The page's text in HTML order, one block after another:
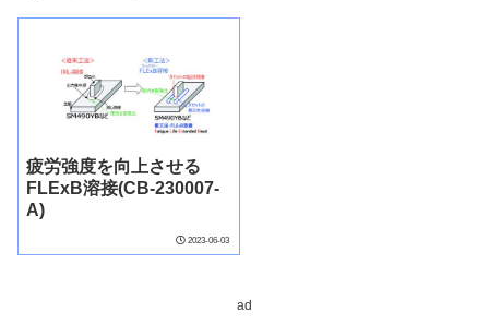
疲労強度を向上させる
FLExB溶接(CB-230007-
A)
2023-06-03
ad